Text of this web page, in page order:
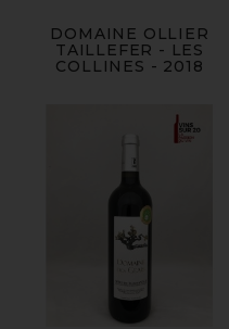
DOMAINE OLLIER
TAILLEFER - LES
COLLINES - 2018